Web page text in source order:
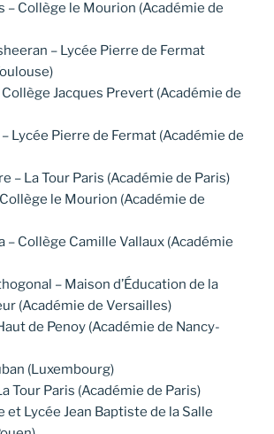
– Collège le Mourion (Académie de
– Lycée Pierre de Fermat
Jacques Prevert (Académie de
Lycée Pierre de Fermat (Académie de
– La Tour Paris (Académie de Paris)
le Mourion (Académie de
– Collège Camille Vallaux (Académie
– Maison d’Éducation de la
(Académie de Versailles)
de Penoy (Académie de Nancy-
(Luxembourg)
Tour Paris (Académie de Paris)
et Lycée Jean Baptiste de la Salle